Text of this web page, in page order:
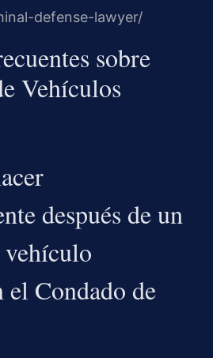
defense-lawyer/
sobre
Vehículos
después de un
vehículo
Condado de